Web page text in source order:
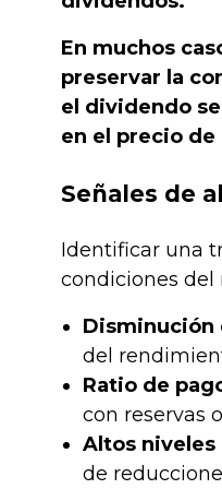
En muchos
preservar la
el dividendo
en el precio de
Señales de
Identificar una
condiciones del
Disminución
del
Ratio de
con reservas
Altos niveles
de